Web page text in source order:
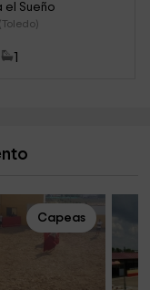
el Sueño
Capeas